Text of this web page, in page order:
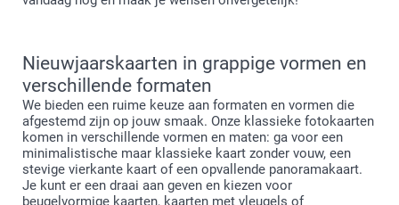
Nieuwjaarskaarten in grappige vormen en
verschillende formaten
We bieden een ruime keuze aan formaten en vormen die
afgestemd zijn op jouw smaak. Onze klassieke fotokaarten
komen in verschillende vormen en maten: ga voor een
minimalistische maar klassieke kaart zonder vouw, een
stevige vierkante kaart of een opvallende panoramakaart.
Je kunt er een draai aan geven en kiezen voor
beugelvormige kaarten, kaarten met vleugels of